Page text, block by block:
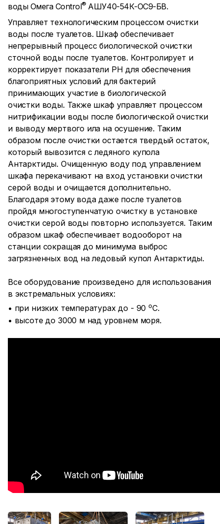
воды Омега Control® АШУ40-54К-ОС9-БВ.
Управляет технологическим процессом очистки
воды после туалетов. Шкаф обеспечивает
непрерывный процесс биологической очистки
сточной воды после туалетов. Контролирует и
корректирует показатели PH для обеспечения
благоприятных условий для бактерий
принимающих участие в биологической
очистки воды. Также шкаф управляет процессом
нитрификации воды после биологической очистки
и выводу мертвого ила на осушение. Таким
образом после очистки остается твердый остаток,
который вывозится с ледяного купола
Антарктиды. Очищенную воду под управлением
шкафа перекачивают на вход установки очистки
серой воды и очищается дополнительно.
Благодаря этому вода даже после туалетов
пройдя многоступенчатую очистку в установке
очистки серой воды повторно используется. Таким
образом шкаф обеспечивает водооборот на
станции сокращая до минимума выброс
загрязненных вод на ледовый купол Антарктиды.
Все оборудование произведено для использования
в экстремальных условиях:
• при низких температурах до - 90оС.
• высоте до 3000 м над уровнем моря.